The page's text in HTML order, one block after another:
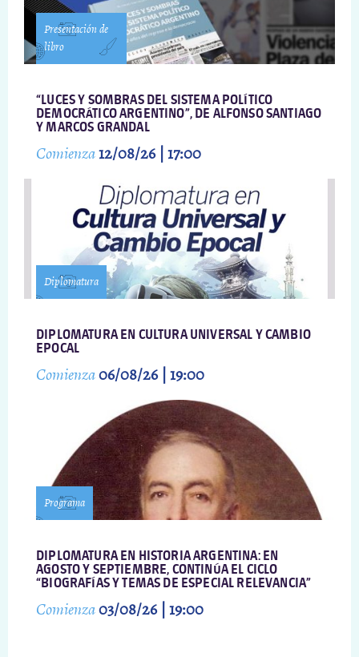
Presentación de
libro
“LUCES Y SOMBRAS DEL SISTEMA POLÍTICO
DEMOCRÁTICO ARGENTINO”, DE ALFONSO SANTIAGO
Y MARCOS GRANDAL
Comienza12/08/26 | 17:00
Diplomatura
DIPLOMATURA EN CULTURA UNIVERSAL Y CAMBIO
EPOCAL
Comienza06/08/26 | 19:00
Programa
DIPLOMATURA EN HISTORIA ARGENTINA: EN
AGOSTO Y SEPTIEMBRE, CONTINÚA EL CICLO
“BIOGRAFÍAS Y TEMAS DE ESPECIAL RELEVANCIA”
Comienza03/08/26 | 19:00